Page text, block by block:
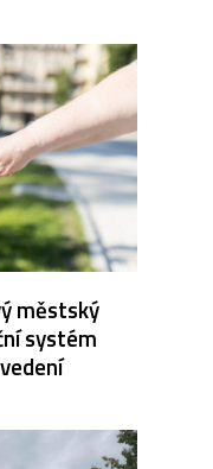
městský
systém